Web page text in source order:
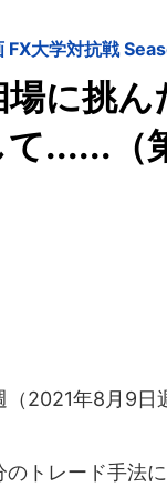
大学対抗戦
場に挑
......（
年8月9日週
トレード手法